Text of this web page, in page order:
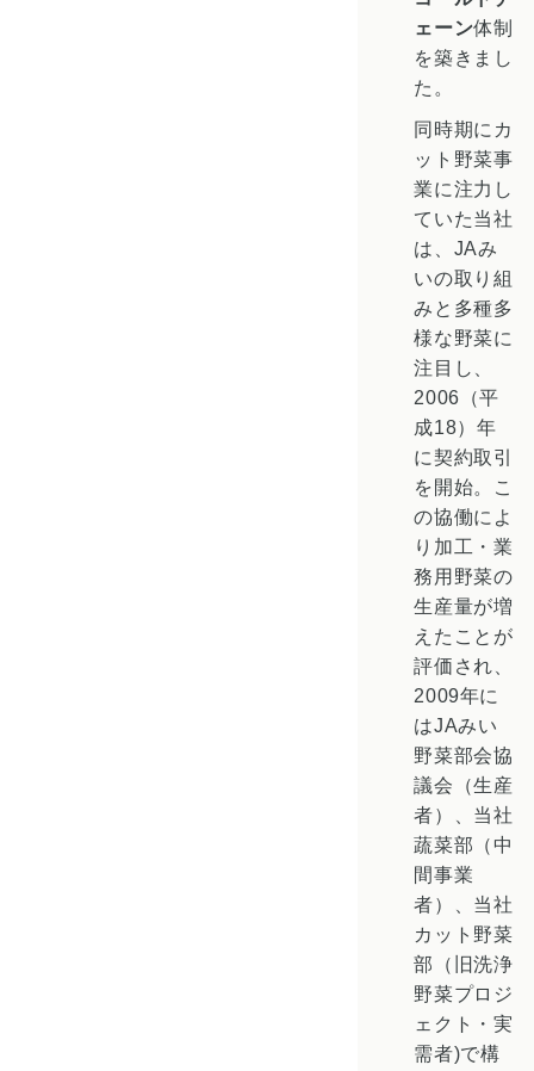
ェーン体制
を築きまし
た。
同時期にカ
ット野菜事
業に注力し
ていた当社
は、JAみ
いの取り組
みと多種多
様な野菜に
注目し、
2006（平
成18）年
に契約取引
を開始。こ
の協働によ
り加工・業
務用野菜の
生産量が増
えたことが
評価され、
2009年に
はJAみい
野菜部会協
議会（生産
者）、当社
蔬菜部（中
間事業
者）、当社
カット野菜
部（旧洗浄
野菜プロジ
ェクト・実
需者)で構